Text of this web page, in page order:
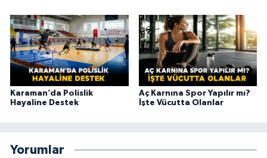
Karaman’da Polislik
Hayaline Destek
Aç Karnına Spor Yapılır mı?
İşte Vücutta Olanlar
Yorumlar